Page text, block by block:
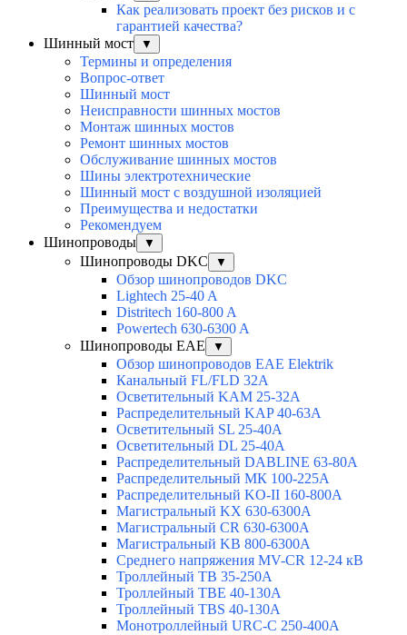
Как реализовать проект без рисков и с
гарантией качества?
Шинный мост
▼
Термины и определения
Вопрос-ответ
Шинный мост
Неисправности шинных мостов
Монтаж шинных мостов
Ремонт шинных мостов
Обслуживание шинных мостов
Шины электротехнические
Шинный мост с воздушной изоляцией
Преимущества и недостатки
Рекомендуем
Шинопроводы
▼
Шинопроводы DKC ▼
Обзор шинопроводов DKC
Lightech 25-40 A
Distritech 160-800 A
Powertech 630-6300 A
Шинопроводы EAE
▼
Обзор шинопроводов EAE Elektrik
Канальный FL/FLD 32A
Осветительный KAM 25-32А
Распределительный KAP 40-63A
Осветительный SL 25-40А
Осветительный DL 25-40А
Распределительный DABLINE 63-80A
Распределительный МК 100-225А
Распределительный KO-II 160-800А
Магистральный KX 630-6300А
Магистральный CR 630-6300А
Магистральный KB 800-6300А
Среднего напряжения MV-CR 12-24 кВ
Троллейный TB 35-250A
Троллейный TBE 40-130A
Троллейный TBS 40-130A
Монотроллейный URC-C 250-400A